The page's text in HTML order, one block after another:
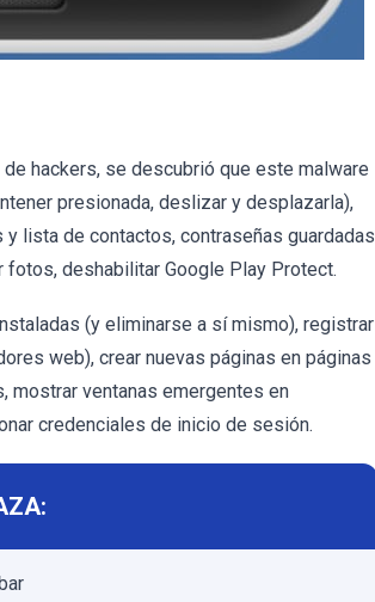
hackers, se descubrió que este malware
presionada, deslizar y desplazarla),
lista de contactos, contraseñas guardadas
fotos, deshabilitar Google Play Protect.
(y eliminarse a sí mismo), registrar
web), crear nuevas páginas en páginas
mostrar ventanas emergentes en
credenciales de inicio de sesión.